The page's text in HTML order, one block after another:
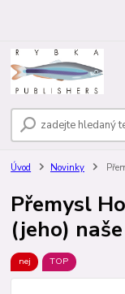
Úvod Novinky
Přemysl
(jeho)
nej TOP